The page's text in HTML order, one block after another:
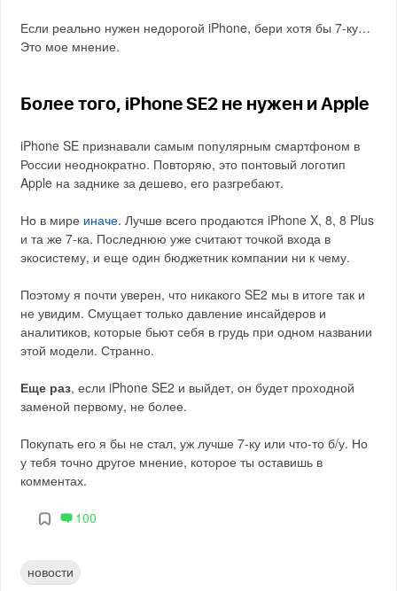
Если реально нужен недорогой iPhone, бери хотя бы 7-ку…
Это мое мнение.
Более того, iPhone SE2 не нужен и Apple
iPhone SE признавали самым популярным смартфоном в
России неоднократно. Повторяю, это понтовый логотип
Apple на заднике за дешево, его разгребают.
Но в мире иначе. Лучше всего продаются iPhone X, 8, 8 Plus
и та же 7-ка. Последнюю уже считают точкой входа в
экосистему, и еще один бюджетник компании ни к чему.
Поэтому я почти уверен, что никакого SE2 мы в итоге так и
не увидим. Смущает только давление инсайдеров и
аналитиков, которые бьют себя в грудь при одном названии
этой модели. Странно.
Еще раз, если iPhone SE2 и выйдет, он будет проходной
заменой первому, не более.
Покупать его я бы не стал, уж лучше 7-ку или что-то б/у. Но
у тебя точно другое мнение, которое ты оставишь в
комментах.
100
новости